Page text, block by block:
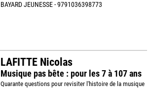
BAYARD JEUNESSE - 9791036398773
LAFITTE Nicolas
Musique pas bête : pour les 7 à 107 ans
Quarante questions pour revisiter l'histoire de la musique